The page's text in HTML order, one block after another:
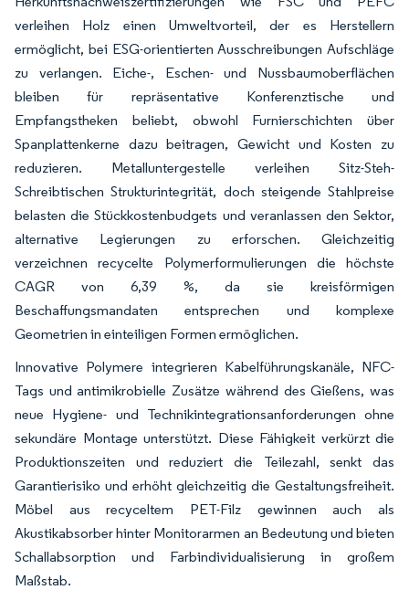
verleihen Holz einen Umweltvorteil, der es Herstellern
ermöglicht, bei ESG-orientierten Ausschreibungen Aufschläge
zu verlangen. Eiche-, Eschen- und Nussbaumoberflächen
bleiben für repräsentative Konferenztische und
Empfangstheken beliebt, obwohl Furnierschichten über
Spanplattenkerne dazu beitragen, Gewicht und Kosten zu
reduzieren. Metalluntergestelle verleihen Sitz-Steh-
Schreibtischen Strukturintegrität, doch steigende Stahlpreise
belasten die Stückkostenbudgets und veranlassen den Sektor,
alternative Legierungen zu erforschen. Gleichzeitig
verzeichnen recycelte Polymerformulierungen die höchste
CAGR von 6,39 %, da sie kreisförmigen
Beschaffungsmandaten entsprechen und komplexe
Geometrien in einteiligen Formen ermöglichen.
Innovative Polymere integrieren Kabelführungskanäle, NFC-
Tags und antimikrobielle Zusätze während des Gießens, was
neue Hygiene- und Technikintegrationsanforderungen ohne
sekundäre Montage unterstützt. Diese Fähigkeit verkürzt die
Produktionszeiten und reduziert die Teilezahl, senkt das
Garantierisiko und erhöht gleichzeitig die Gestaltungsfreiheit.
Möbel aus recyceltem PET-Filz gewinnen auch als
Akustikabsorber hinter Monitorarmen an Bedeutung und bieten
Schallabsorption und Farbindividualisierung in großem
Maßstab.